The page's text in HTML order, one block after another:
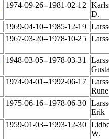
1974-09-26--1981-02-12
D.
1969-04-10--1985-12-19
1967-03-20--1978-10-25
1948-03-05--1978-03-31
1974-04-01--1992-06-17
1975-06-16--1978-06-30
Erik
1959-01-03--1993-12-30
W.